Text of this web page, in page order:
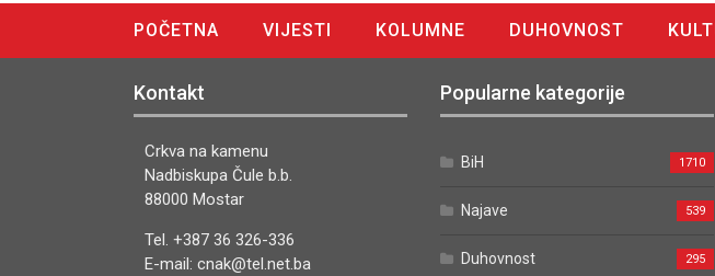
POČETNA VIJESTI KOLUMNE DUHOVNOST
Kontakt
Crkva na kamenu
Nadbiskupa Čule b.b.
88000 Mostar
Tel. +387 36 326-336
E-mail: cnak@tel.net.ba
Popularne kategorije
BiH 1710
Najave 539
Duhovnost 295